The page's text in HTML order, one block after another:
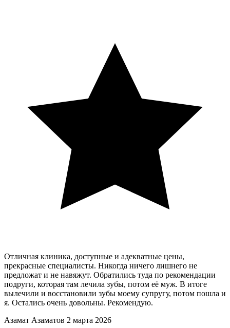
Отличная клиника, доступные и адекватные цены,
прекрасные специалисты. Никогда ничего лишнего не
предложат и не навяжут. Обратились туда по рекомендации
подруги, которая там лечила зубы, потом её муж. В итоге
вылечили и восстановили зубы моему супругу, потом пошла и
я. Остались очень довольны. Рекомендую.
Азамат Азаматов 2 марта 2026